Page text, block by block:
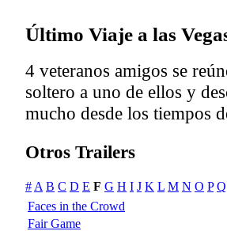
Último Viaje a las
4 veteranos amigos se
soltero a uno de ellos y
mucho desde los tiempos
Otros Trailers
# A B C D E F G H I J K L M N O P Q
Faces in the Crowd
Fair Game